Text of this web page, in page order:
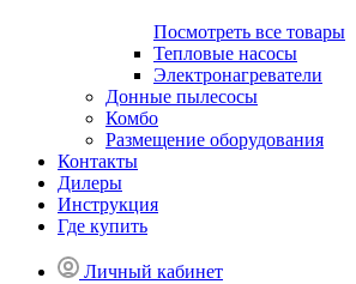
Посмотреть все товары
Тепловые насосы
Электронагреватели
Донные пылесосы
Комбо
Размещение оборудования
Контакты
Дилеры
Инструкция
Где купить
Личный кабинет